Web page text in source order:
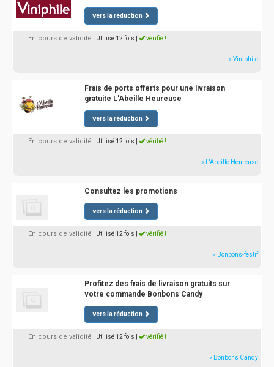
vers la réduction
En cours de validité | Utilisé 12 fois vérifié !
» Viniphile
Frais de ports offerts pour une livraison
gratuite L'Abeille Heureuse
vers la réduction
En cours de validité | Utilisé 12 fois vérifié !
» L'Abeille Heureuse
Consultez les promotions
vers la réduction
En cours de validité | Utilisé 12 fois vérifié !
» Bonbons-festif
Profitez des frais de livraison gratuits sur
votre commande Bonbons Candy
vers la réduction
En cours de validité | Utilisé 12 fois vérifié !
» Bonbons Candy